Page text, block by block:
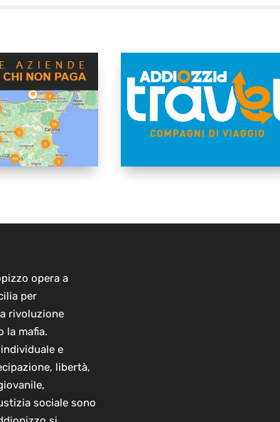
opera a
per
rivoluzione
la mafia.
e
libertà,
sociale sono